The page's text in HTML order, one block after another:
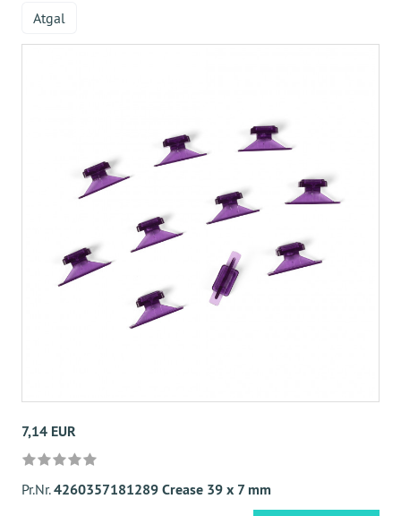
Atgal
7,14 EUR
Pr.Nr.4260357181289 Crease 39 x 7 mm